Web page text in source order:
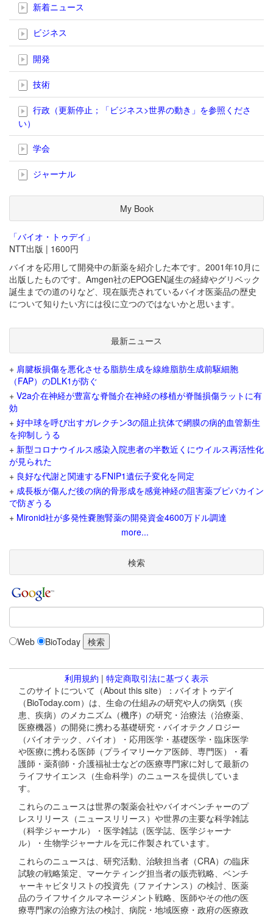
新着ニュース
ビジネス
開発
技術
行政（更新停止；「ビジネス>世界の動き」を参照くださ
い）
学会
ジャーナル
My Book
「バイオ・トゥデイ」
NTT出版 | 1600円
バイオを応用して開発中の新薬を紹介した本です。2001年10月に
出版したものです。Amgen社のEPOGEN誕生の経緯やグリベック
誕生までの道のりなど、現在販売されているバイオ医薬品の歴史
について知りたい方には役に立つのではないかと思います。
最新ニュース
+ 肩腱板損傷を悪化させる脂肪生成を線維脂肪生成前駆細胞
（FAP）のDLK1が防ぐ
+ V2a介在神経が豊富な脊髄介在神経の移植が脊髄損傷ラットに有
効
+ 好中球を呼び出すガレクチン3の阻止抗体で網膜の病的血管新生
を抑制しうる
+ 新型コロナウイルス感染入院患者の半数近くにウイルス再活性化
が見られた
+ 良好な代謝と関連するFNIP1遺伝子変化を同定
+ 成長板が傷んだ後の病的骨形成を感覚神経の阻害薬ブピバカイン
で防ぎうる
+ Mironid社が多発性嚢胞腎薬の開発資金4600万ドル調達
more...
検索
Web BioToday
利用規約 | 特定商取引法に基づく表示
このサイトについて（About this site）：バイオトゥデイ
（BioToday.com）は、生命の仕組みの研究や人の病気（疾
患、疾病）のメカニズム（機序）の研究・治療法（治療薬、
医療機器）の開発に携わる基礎研究・バイオテクノロジー
（バイオテック、バイオ）・応用医学・基礎医学・臨床医学
や医療に携わる医師（プライマリーケア医師、専門医）・看
護師・薬剤師・介護福祉士などの医療専門家に対して最新の
ライフサイエンス（生命科学）のニュースを提供していま
す。
これらのニュースは世界の製薬会社やバイオベンチャーのプ
レスリリース（ニュースリリース）や世界の主要な科学雑誌
（科学ジャーナル）・医学雑誌（医学誌、医学ジャーナ
ル）・生物学ジャーナルを元に作製されています。
これらのニュースは、研究活動、治験担当者（CRA）の臨床
試験の戦略策定、マーケティング担当者の販売戦略、ベンチ
ャーキャピタリストの投資先（ファイナンス）の検討、医薬
品のライフサイクルマネージメント戦略、医師やその他の医
療専門家の治療方法の検討、病院・地域医療・政府の医療政